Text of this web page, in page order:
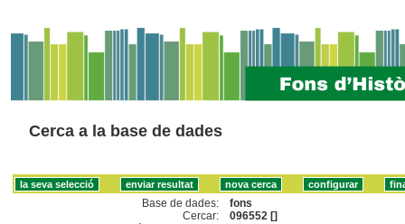
Cerca a la base de dades
Base de dades:
fons
Cercar:
096552 []